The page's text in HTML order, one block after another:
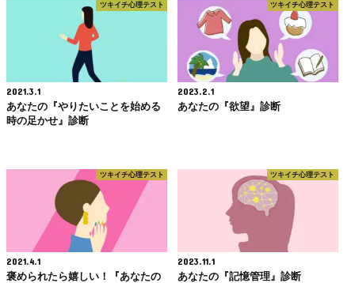
ツキイチ心理テスト
2021.3.1
あなたの『やりたいことを始める
時の足かせ』診断
ツキイチ心理テスト
2023.2.1
あなたの『欲望』診断
ツキイチ心理テスト
2021.4.1
褒められたら嬉しい！『あなたの
ツキイチ心理テスト
2023.11.1
あなたの『記憶管理』診断